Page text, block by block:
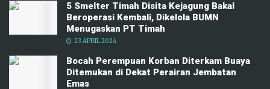
5 Smelter Timah Disita Kejagung Bakal
Beroperasi Kembali, Dikelola BUMN
Menugaskan PT Timah
23 APRIL 2024
Bocah Perempuan Korban Diterkam Buaya
Ditemukan di Dekat Perairan Jembatan
Emas